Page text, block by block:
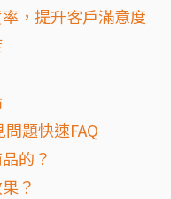
，提升客戶滿意度
題快速FAQ
的？
？